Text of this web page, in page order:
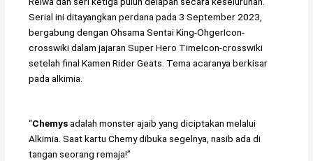
Serial ini ditayangkan perdana pada 3 September 2023,
bergabung dengan Ohsama Sentai King-OhgerIcon-
crosswiki dalam jajaran Super Hero TimeIcon-crosswiki
setelah final Kamen Rider Geats. Tema acaranya berkisar
pada alkimia.
“Chemysadalah monster ajaib yang diciptakan melalui
Alkimia. Saat kartu Chemy dibuka segelnya, nasib ada di
tangan seorang remaja!”